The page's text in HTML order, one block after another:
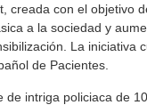
creada con el objetivo
a la sociedad y
La iniciativa
de Pacientes.
de intriga policiaca de